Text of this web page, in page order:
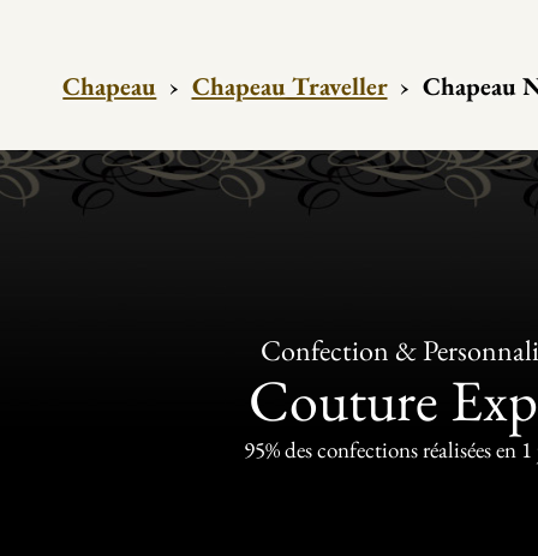
Chapeau › Chapeau Traveller › Chapeau
Confection &
Couture
95% des confections réalisées en